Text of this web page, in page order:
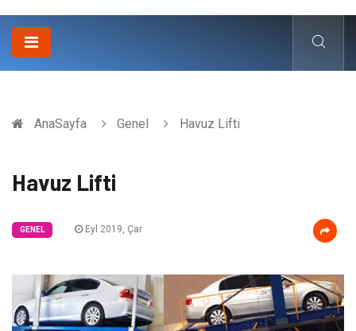
AnaSayfa Genel Havuz Lifti
Havuz Lifti
GENEL Eyl 2019, Çar